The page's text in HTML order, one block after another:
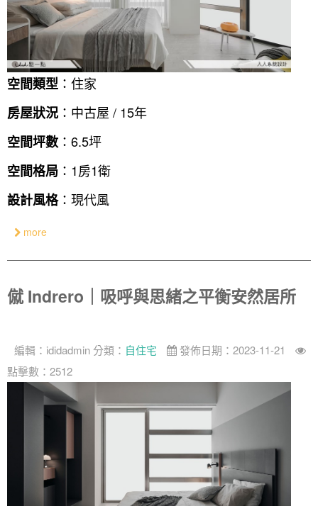
空間類型 ：住家
房屋狀況 ：中古屋 / 15年
空間坪數 ：6.5坪
空間格局 ：1房1衛
設計風格：現代風
more
僦 Indrero｜吸呼與思緒之平衡安然居所
編輯： ididadmin 分類： 自住宅
發佈日期：2023-11-21
點擊數：2512